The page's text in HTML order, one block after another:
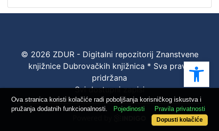
© 2026 ZDUR - Digitalni repozitorij Znanstvene
knjižnice Dubrovačkih knjižnica * Sva prava
pridržana
Svi dostupni zapisi
Ova stranica koristi kolačiće radi poboljšanja korisničkog iskustva i
pružanja dodatnih funkcionalnosti.
Pojedinosti Pravila privatnosti
Dopusti kolačiće